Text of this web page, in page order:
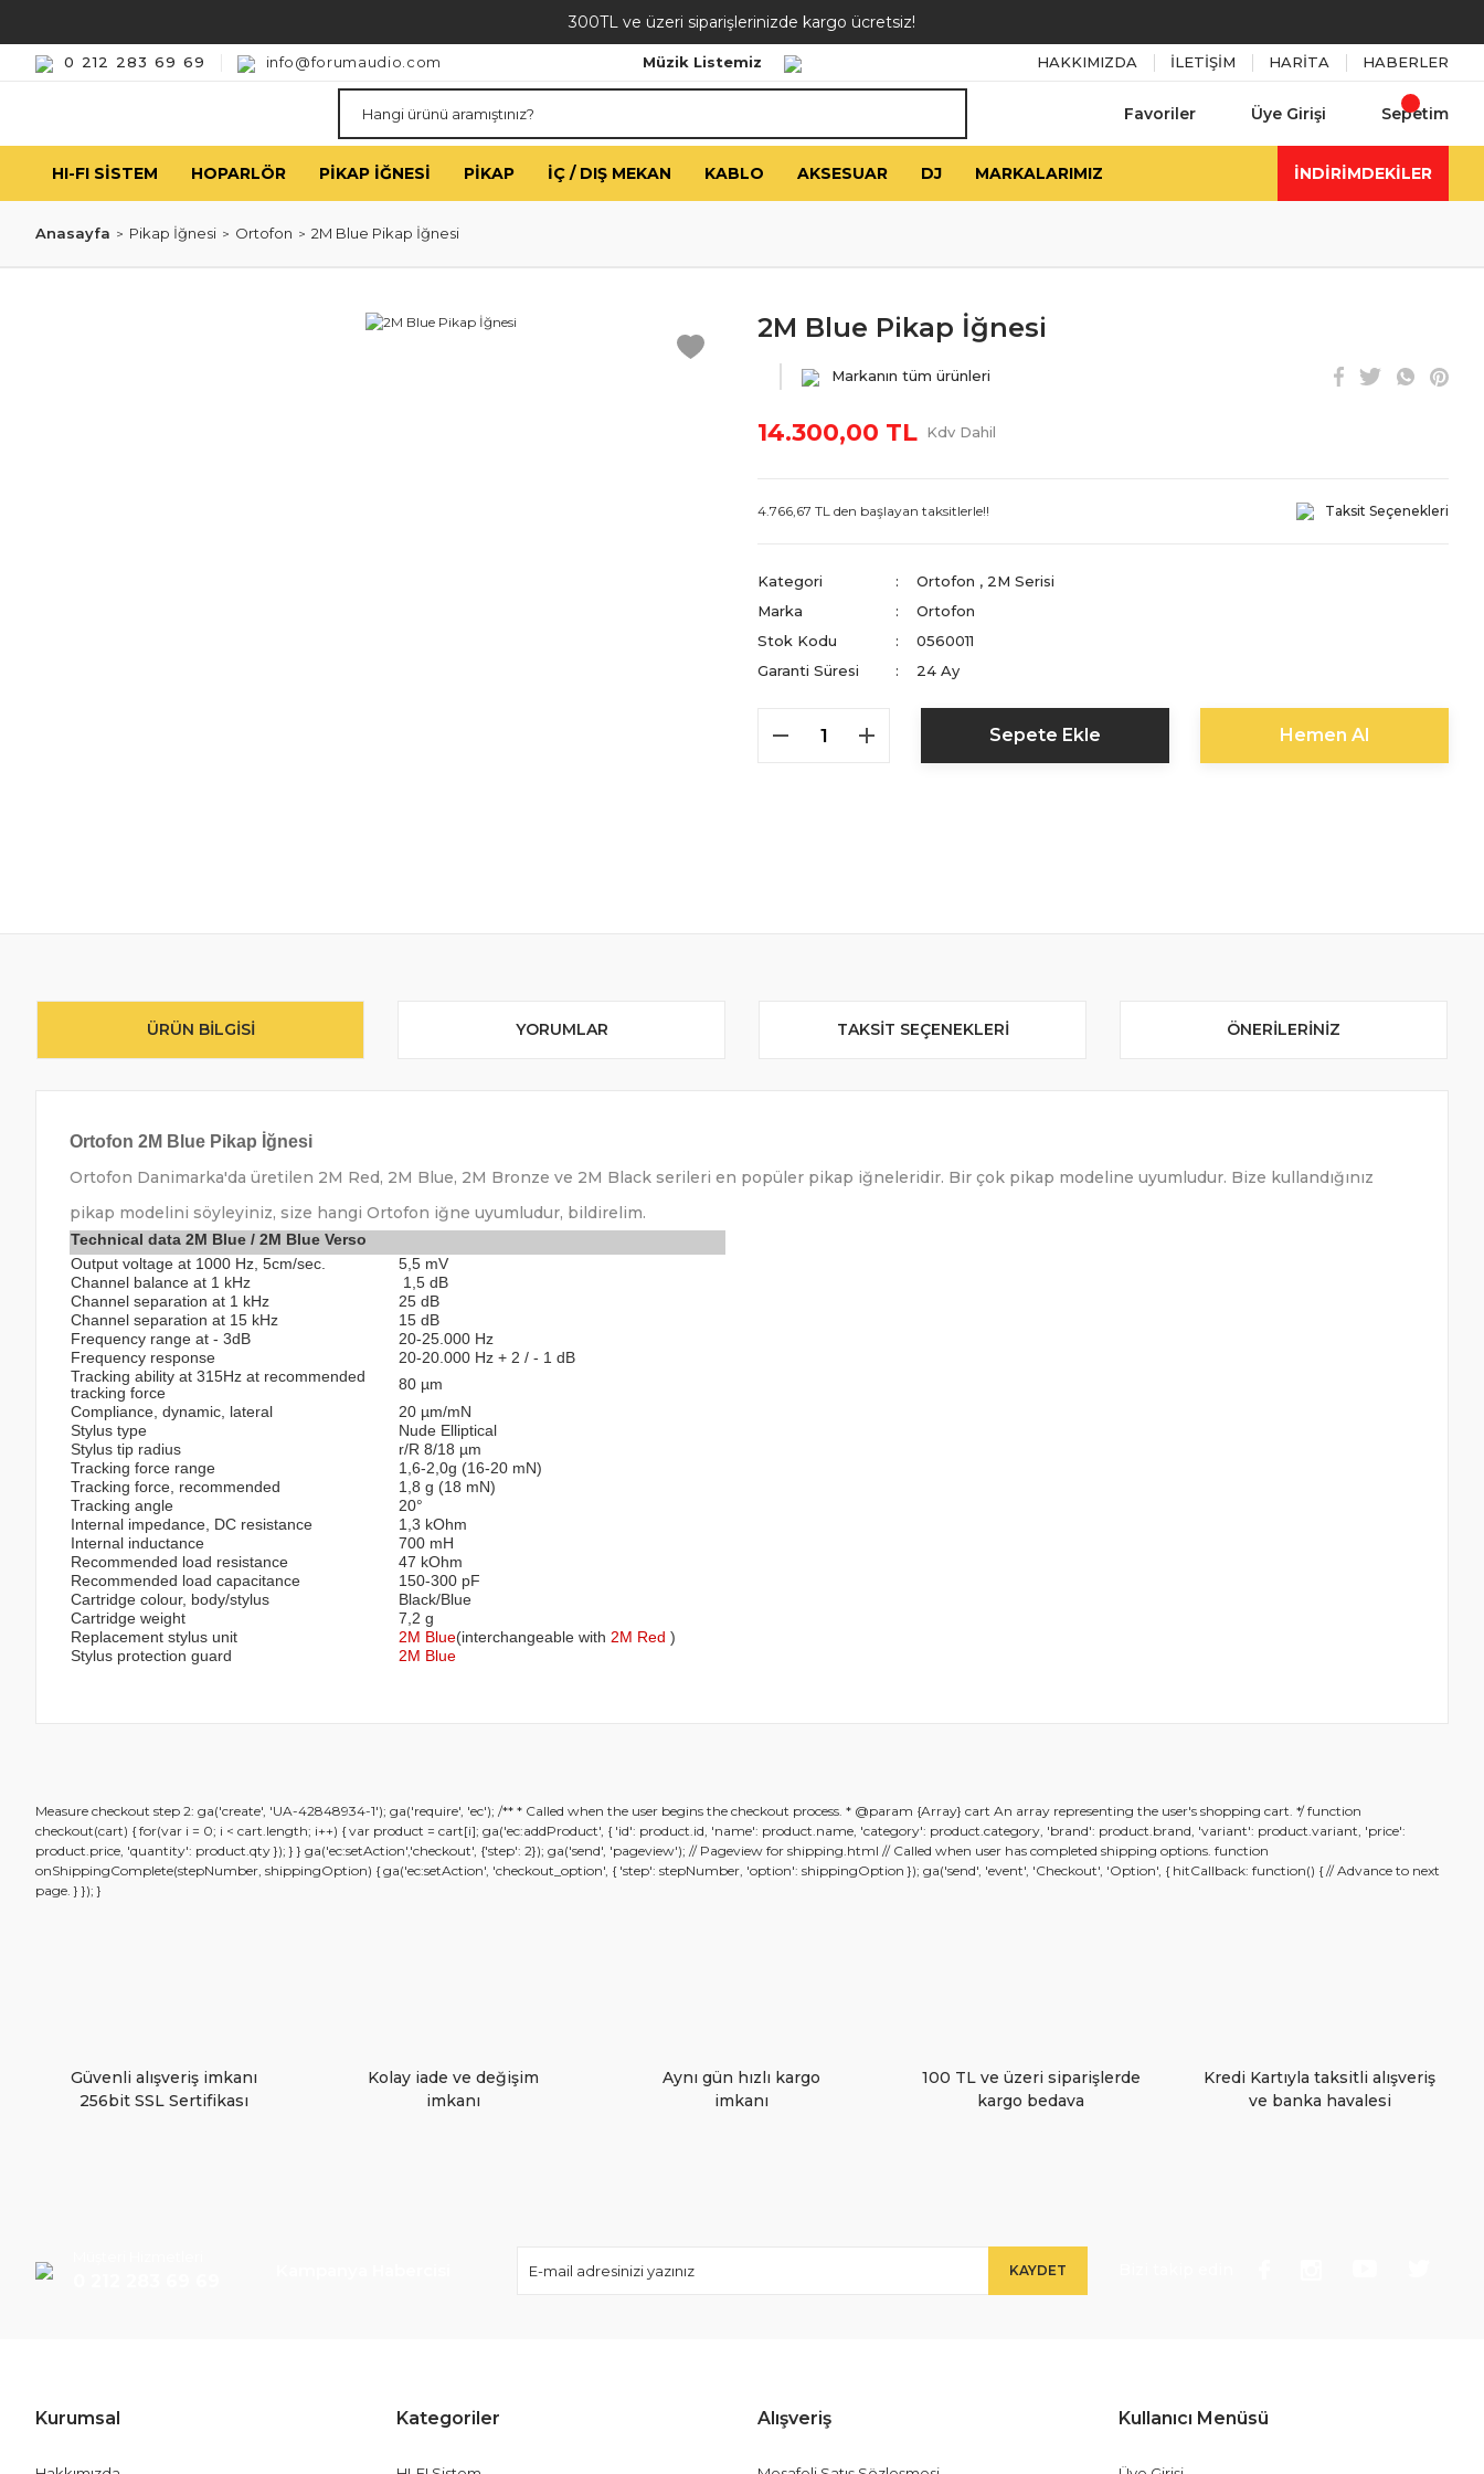
300TL ve üzeri siparişlerinizde kargo ücretsiz!
0 212 283 69 69 info@forumaudio.com Müzik Listemiz HAKKIMIZDA İLETİŞİM HARİTA HABERLER
Favoriler Üye Girişi Sepetim
HI-FI SISTEM HOPARLÖR PIKAP İĞNESI PIKAP İÇ / DIŞ MEKAN KABLO AKSESUAR DJ MARKALARIMIZ İNDİRİMDEKİLER
Anasayfa Pikap İğnesi Ortofon 2M Blue Pikap İğnesi
2M Blue Pikap İğnesi
Markanın tüm ürünleri
14.300,00 TL Kdv Dahil
4.766,67 TL den başlayan taksitlerle!! Taksit Seçenekleri
Kategori Ortofon , 2M Serisi
Marka
Ortofon
Stok Kodu
0560011
Garanti Süresi
24 Ay
Sepete Ekle Hemen Al
ÜRÜN BILGISI YORUMLAR TAKSIT SEÇENEKLERI ÖNERILERINIZ
Ortofon 2M Blue Pikap İğnesi
Ortofon Danimarka'da üretilen 2M Red, 2M Blue, 2M Bronze ve 2M Black serileri en popüler pikap iğneleridir. Bir çok pikap modeline uyumludur. Bize kullandığınız
pikap modelini söyleyiniz, size hangi Ortofon iğne uyumludur, bildirelim.
Technical data 2M Blue / 2M Blue Verso
Output voltage at 1000 Hz, 5cm/sec.
5,5 mV
Channel balance at 1 kHz
1,5 dB
Channel separation at 1 kHz
25 dB
Channel separation at 15 kHz
15 dB
Frequency range at - 3dB
20-25.000 Hz
Frequency response
20-20.000 Hz + 2 / - 1 dB
Tracking ability at 315Hz at recommended
tracking force
80 µm
Compliance, dynamic, lateral
20 µm/mN
Stylus type
Nude Elliptical
Stylus tip radius
r/R 8/18 µm
Tracking force range
1,6-2,0g (16-20 mN)
Tracking force, recommended
1,8 g (18 mN)
Tracking angle
20°
Internal impedance, DC resistance
1,3 kOhm
Internal inductance
700 mH
Recommended load resistance
47 kOhm
Recommended load capacitance
150-300 pF
Cartridge colour, body/stylus
Black/Blue
Cartridge weight
7,2 g
Replacement stylus unit
2M Blue(interchangeable with 2M Red )
Stylus protection guard
2M Blue
Bu ürüne ilk yorumu siz yapın!
Görüş ve önerileriniz için teşekkür ederiz.
Ürün resmi kalitesiz, bozuk veya görüntülenemiyor.
Bu ürüne benzer farklı alternatifler olmalı.
Measure checkout step 2: ga('create', 'UA-42848934-1'); ga('require', 'ec'); /** * Called when the user begins the checkout process. * @param {Array} cart An array representing the user's shopping cart. */ function
checkout(cart) { for(var i = 0; i < cart.length; i++) { var product = cart[i]; ga('ec:addProduct', { 'id': product.id, 'name': product.name, 'category': product.category, 'brand': product.brand, 'variant': product.variant, 'price':
product.price, 'quantity': product.qty }); } } ga('ec:setAction','checkout', {'step': 2}); ga('send', 'pageview'); // Pageview for shipping.html // Called when user has completed shipping options. function
onShippingComplete(stepNumber, shippingOption) { ga('ec:setAction', 'checkout_option', { 'step': stepNumber, 'option': shippingOption }); ga('send', 'event', 'Checkout', 'Option', { hitCallback: function() { // Advance to next
page. } }); }
Güvenli alışveriş imkanı
256bit SSL Sertifikası
Kolay iade ve değişim
imkanı
Aynı gün hızlı kargo
imkanı
100 TL ve üzeri siparişlerde
kargo bedava
Kredi Kartıyla taksitli alışveriş
ve banka havalesi
KAYDET
Kurumsal Kategoriler Alışveriş Kullanıcı Menüsü